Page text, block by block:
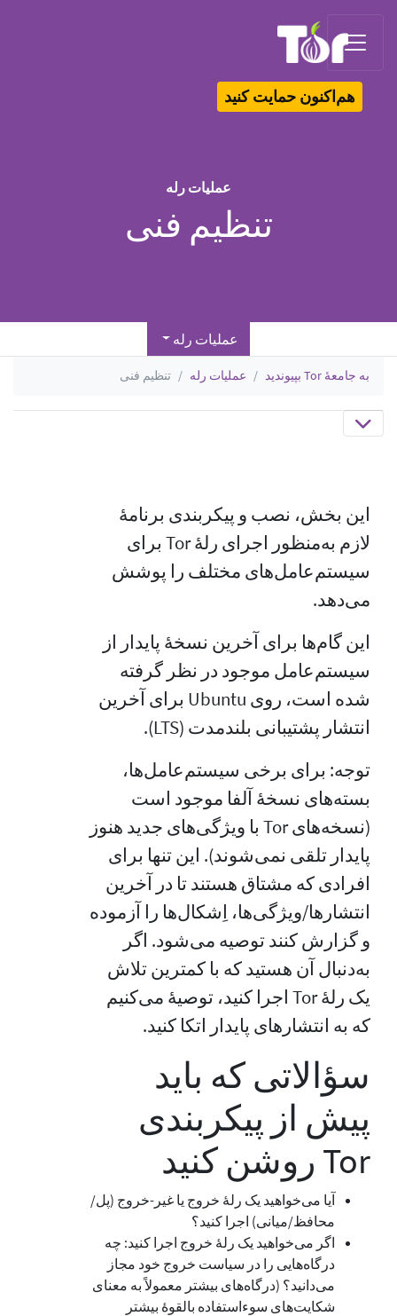
هم‌اکنون حمایت کنید
عملیات رله
تنظیم فنی
عملیات رله
به جامعهٔ Tor بپیوندید عملیات رله تنظیم فنی
این بخش، نصب و پیکربندی برنامهٔ
لازم به‌منظور اجرای رلهٔ Tor برای
سیستم‌عامل‌های مختلف را پوشش
می‌دهد.
این گام‌ها برای آخرین نسخهٔ پایدار از
سیستم‌عامل موجود در نظر گرفته
شده است، روی Ubuntu برای آخرین
انتشار پشتیبانی بلندمدت (LTS).
توجه: برای برخی سیستم‌عامل‌ها،
بسته‌های نسخهٔ آلفا موجود است
(نسخه‌های Tor با ویژگی‌های جدید هنوز
پایدار تلقی نمی‌شوند). این تنها برای
افرادی که مشتاق هستند تا در آخرین
انتشارها/ویژگی‌ها، اِشکال‌ها را آزموده
و گزارش کنند توصیه می‌شود. اگر
به‌دنبال آن هستید که با کمترین تلاش
یک رلهٔ Tor اجرا کنید، توصیهٔ می‌کنیم
که به انتشارهای پایدار اتکا کنید.
سؤالاتی که باید
پیش از پیکربندی
Tor روشن کنید
آیا می‌خواهید یک رلهٔ خروج یا غیر-خروج (پل/
محافظ/میانی) اجرا کنید؟
اگر می‌خواهید یک رلهٔ خروج اجرا کنید: چه
درگاه‌هایی را در سیاست خروج خود مجاز
می‌دانید؟ (درگاه‌های بیشتر معمولاً به معنای
شکایت‌های سوءاستفاده بالقوهٔ بیشتر